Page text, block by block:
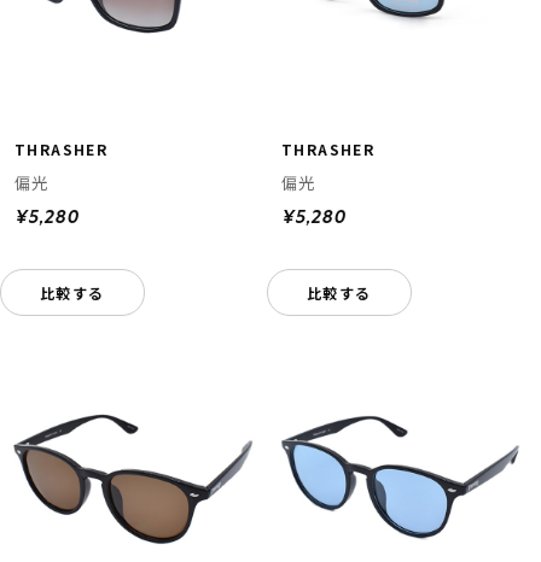
THRASHER
偏光
¥5,280
比較する
THRASHER
偏光
¥5,280
比較する